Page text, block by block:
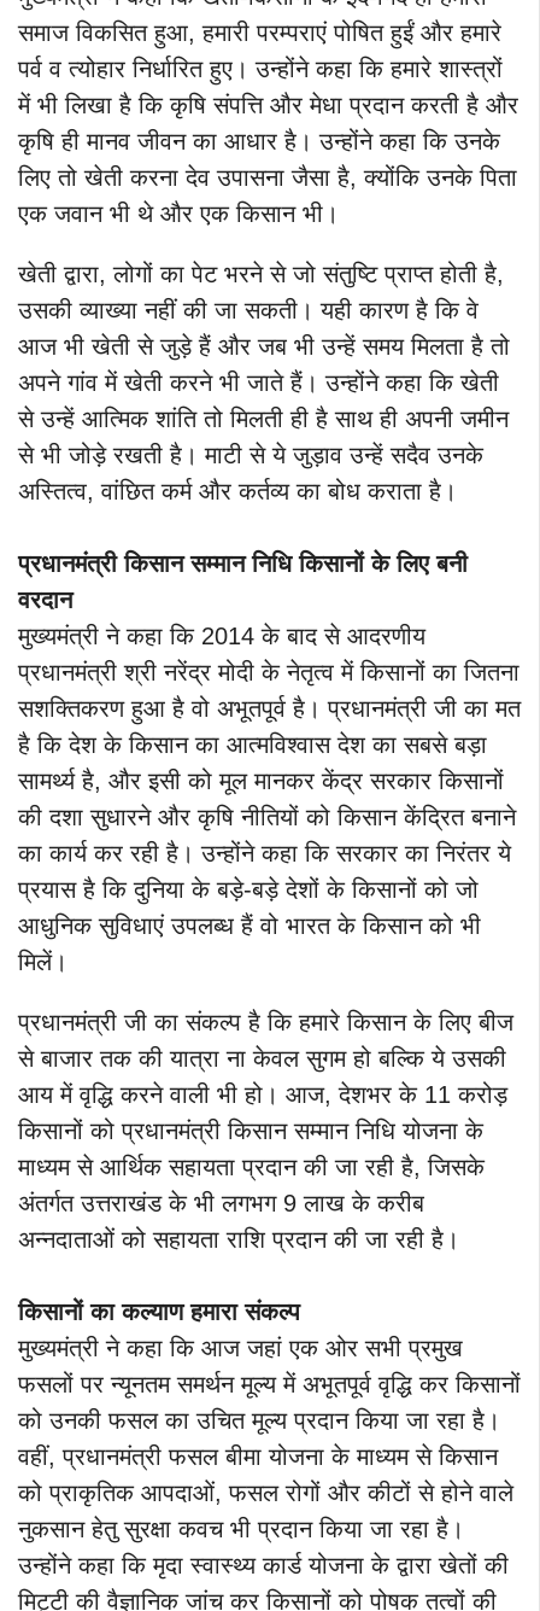
समाज विकसित हुआ, हमारी परम्पराएं पोषित हुईं और हमारे
पर्व व त्योहार निर्धारित हुए। उन्होंने कहा कि हमारे शास्त्रों
में भी लिखा है कि कृषि संपत्ति और मेधा प्रदान करती है और
कृषि ही मानव जीवन का आधार है। उन्होंने कहा कि उनके
लिए तो खेती करना देव उपासना जैसा है, क्योंकि उनके पिता
एक जवान भी थे और एक किसान भी।
खेती द्वारा, लोगों का पेट भरने से जो संतुष्टि प्राप्त होती है,
उसकी व्याख्या नहीं की जा सकती। यही कारण है कि वे
आज भी खेती से जुड़े हैं और जब भी उन्हें समय मिलता है तो
अपने गांव में खेती करने भी जाते हैं। उन्होंने कहा कि खेती
से उन्हें आत्मिक शांति तो मिलती ही है साथ ही अपनी जमीन
से भी जोड़े रखती है। माटी से ये जुड़ाव उन्हें सदैव उनके
अस्तित्व, वांछित कर्म और कर्तव्य का बोध कराता है।
प्रधानमंत्री किसान सम्मान निधि किसानों के लिए बनी
वरदान
मुख्यमंत्री ने कहा कि 2014 के बाद से आदरणीय
प्रधानमंत्री श्री नरेंद्र मोदी के नेतृत्व में किसानों का जितना
सशक्तिकरण हुआ है वो अभूतपूर्व है। प्रधानमंत्री जी का मत
है कि देश के किसान का आत्मविश्वास देश का सबसे बड़ा
सामर्थ्य है, और इसी को मूल मानकर केंद्र सरकार किसानों
की दशा सुधारने और कृषि नीतियों को किसान केंद्रित बनाने
का कार्य कर रही है। उन्होंने कहा कि सरकार का निरंतर ये
प्रयास है कि दुनिया के बड़े-बड़े देशों के किसानों को जो
आधुनिक सुविधाएं उपलब्ध हैं वो भारत के किसान को भी
मिलें।
प्रधानमंत्री जी का संकल्प है कि हमारे किसान के लिए बीज
से बाजार तक की यात्रा ना केवल सुगम हो बल्कि ये उसकी
आय में वृद्धि करने वाली भी हो। आज, देशभर के 11 करोड़
किसानों को प्रधानमंत्री किसान सम्मान निधि योजना के
माध्यम से आर्थिक सहायता प्रदान की जा रही है, जिसके
अंतर्गत उत्तराखंड के भी लगभग 9 लाख के करीब
अन्नदाताओं को सहायता राशि प्रदान की जा रही है।
किसानों का कल्याण हमारा संकल्प
मुख्यमंत्री ने कहा कि आज जहां एक ओर सभी प्रमुख
फसलों पर न्यूनतम समर्थन मूल्य में अभूतपूर्व वृद्धि कर किसानों
को उनकी फसल का उचित मूल्य प्रदान किया जा रहा है।
वहीं, प्रधानमंत्री फसल बीमा योजना के माध्यम से किसान
को प्राकृतिक आपदाओं, फसल रोगों और कीटों से होने वाले
नुकसान हेतु सुरक्षा कवच भी प्रदान किया जा रहा है।
उन्होंने कहा कि मृदा स्वास्थ्य कार्ड योजना के द्वारा खेतों की
मिट्टी की वैज्ञानिक जांच कर किसानों को पोषक तत्वों की